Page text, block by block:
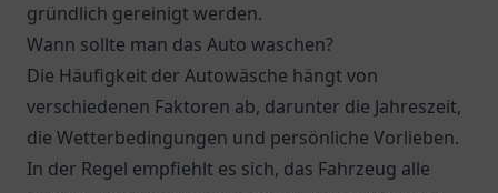
gründlich gereinigt werden.
Wann sollte man das Auto waschen?
Die Häufigkeit der Autowäsche hängt von
verschiedenen Faktoren ab, darunter die Jahreszeit,
die Wetterbedingungen und persönliche Vorlieben.
In der Regel empfiehlt es sich, das Fahrzeug alle